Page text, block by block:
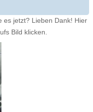
es jetzt? Lieben Dank! Hier
Bild klicken.